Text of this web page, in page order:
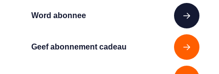
Word abonnee
Geef abonnement cadeau